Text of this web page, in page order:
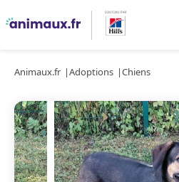
Animaux.fr Adoptions Chiens